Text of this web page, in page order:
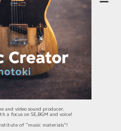
and video sound producer.
a focus on SE,BGM and voice!
of "music materials"!